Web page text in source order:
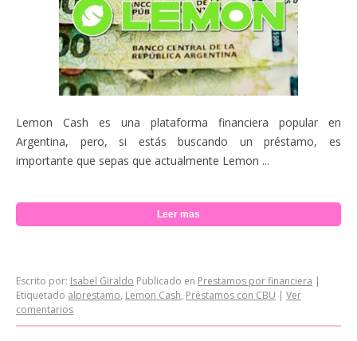
Lemon Cash es una plataforma financiera popular en
Argentina, pero, si estás buscando un préstamo, es
importante que sepas que actualmente Lemon ...
Leer mas
Escrito por: Isabel Giraldo Publicado en Prestamos por financiera |
Etiquetado alprestamo, Lemon Cash, Préstamos con CBU | Ver
comentarios